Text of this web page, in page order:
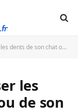
de son chat ou de son chien ?
les
de son